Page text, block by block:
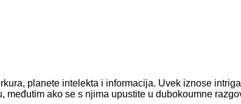
planete intelekta i informacija. Uvek iznose
međutim ako se s njima upustite u dubokoumne